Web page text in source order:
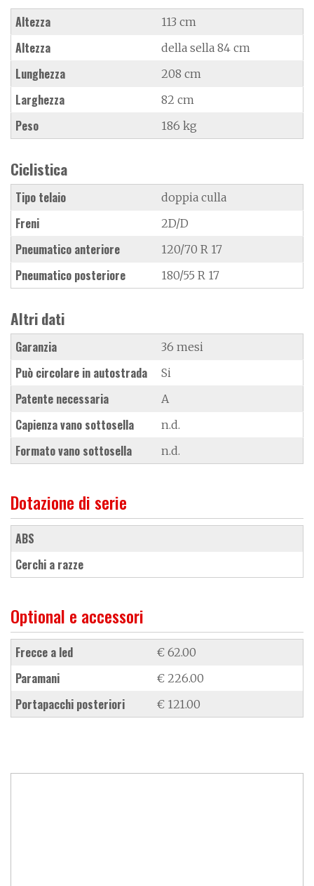
Altezza 113 cm
Altezza della sella 84 cm
Lunghezza 208 cm
Larghezza 82 cm
Peso 186 kg
Ciclistica
Tipo telaio doppia culla
Freni 2D/D
Pneumatico anteriore 120/70 R 17
Pneumatico posteriore 180/55 R 17
Altri dati
Garanzia 36 mesi
Può circolare in autostrada Si
Patente necessaria A
Capienza vano sottosella n.d.
Formato vano sottosella n.d.
Dotazione di serie
ABS
cerchi a razze
Optional e accessori
frecce a led € 62.00
paramani € 226.00
portapacchi posteriori € 121.00